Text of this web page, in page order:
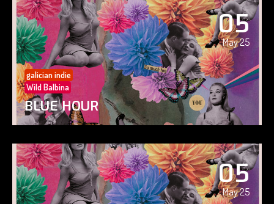
05
May 25
galician indie
Wild Balbina
BLUE HOUR
05
May 25